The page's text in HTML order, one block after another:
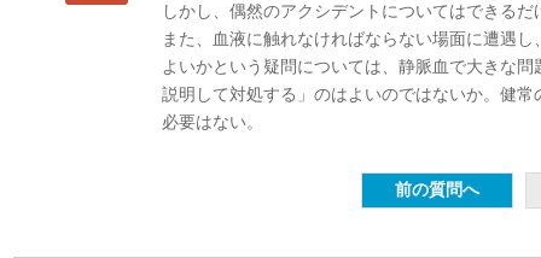
しかし、偶然のアクシデントについてはできる
また、血液に触れなければならない場面に遭遇
よいかという疑問については、静脈血で大きな
説明して対処する」のはよいのではないか。健
必要はない。